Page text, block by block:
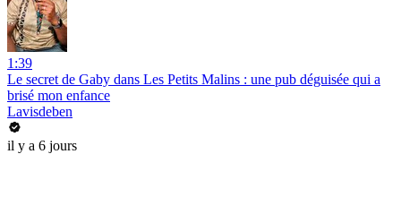
1:39
Le secret de Gaby dans Les Petits Malins : une pub déguisée qui a
brisé mon enfance
Lavisdeben
il y a 6 jours